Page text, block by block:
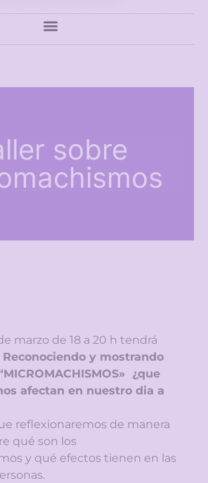
sobre
marzo de 18 a 20 h tendrá
Reconociendo y mostrando
¿que
afectan en nuestro dia a
reflexionaremos de manera
qué son los
y qué efectos tienen en las